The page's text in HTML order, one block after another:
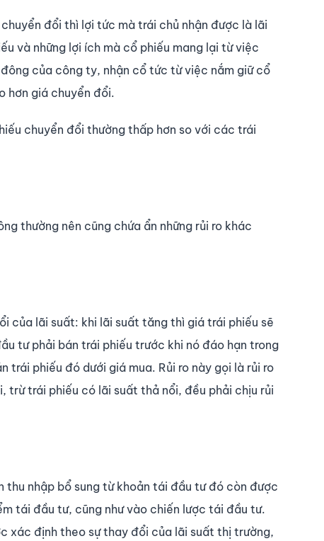
đổi thì lợi tức mà trái chủ nhận được là lãi
và những lợi ích mà cổ phiếu mang lại từ việc
của công ty, nhận cổ tức từ việc nắm giữ cổ
hơn giá chuyển đổi.
chuyển đổi thường thấp hơn so với các trái
thường nên cũng chứa ẩn những rủi ro khác
của lãi suất: khi lãi suất tăng thì giá trái phiếu sẽ
tư phải bán trái phiếu trước khi nó đáo hạn trong
phiếu đó dưới giá mua. Rủi ro này gọi là rủi ro
trái phiếu có lãi suất thả nổi, đều phải chịu rủi
nhập bổ sung từ khoản tái đầu tư đó còn được
tái đầu tư, cũng như vào chiến lược tái đầu tư.
xác định theo sự thay đổi của lãi suất thị trường,